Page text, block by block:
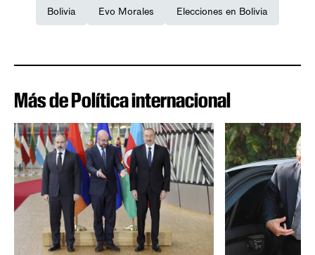
Bolivia Evo Morales Elecciones en Bolivia
Más de Política internacional